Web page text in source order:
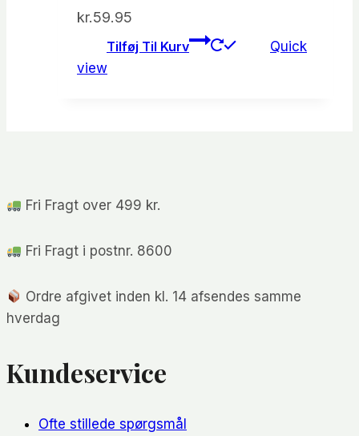
kr.59.95
Tilføj Til Kurv
Quick
view
Fri Fragt over 499 kr.
Fri Fragt i postnr. 8600
Ordre afgivet inden kl. 14 afsendes samme
hverdag
Kundeservice
Ofte stillede spørgsmål